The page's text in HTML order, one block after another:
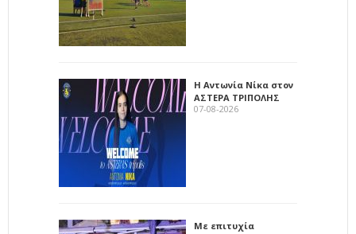
Η Αντωνία Νίκα στον
ΑΣΤΕΡΑ ΤΡΙΠΟΛΗΣ
07-08-2026
Με επιτυχία